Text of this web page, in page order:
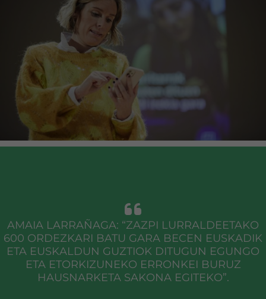
AMAIA LARRAÑAGA: “ZAZPI LURRALDEETAKO
600 ORDEZKARI BATU GARA BECEN EUSKADIK
ETA EUSKALDUN GUZTIOK DITUGUN EGUNGO
ETA ETORKIZUNEKO ERRONKEI BURUZ
HAUSNARKETA SAKONA EGITEKO”.